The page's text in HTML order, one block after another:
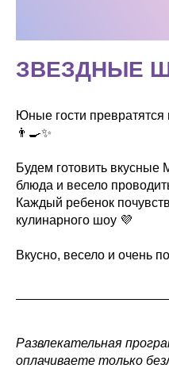
ЗВЕЗДНЫЕ
Юные гости
👨‍🍳✨
Будем готовить вкусные
блюда и весело
Каждый ребенок
кулинарного шоу 💜
Вкусно, весело и очень
Развлекательная
оплачиваете только